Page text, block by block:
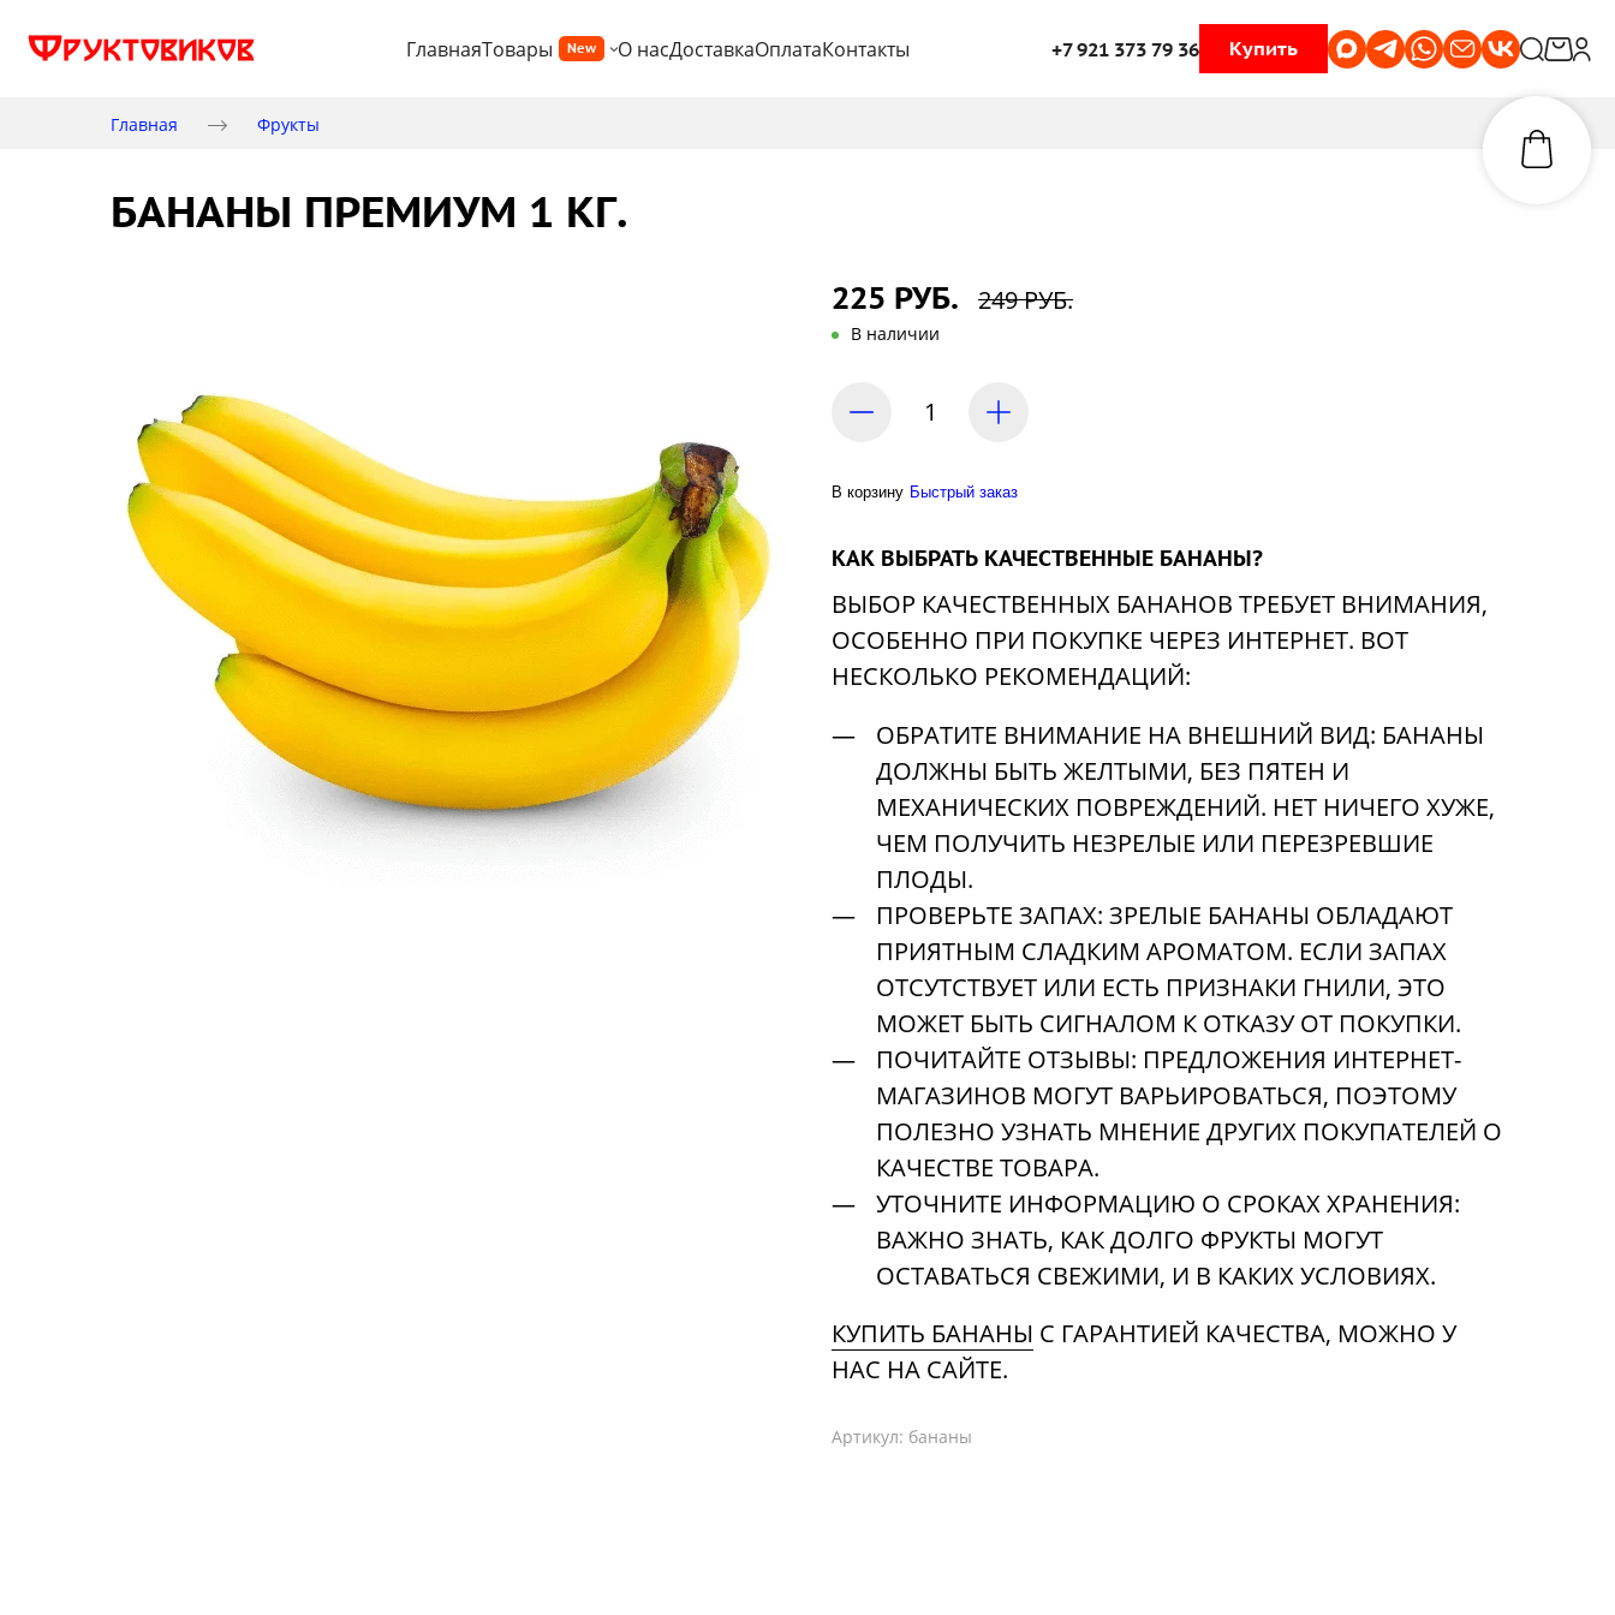
ГлавнаяТовары New О насДоставкаОплатаКонтакты +7 921 373 79 36 Купить
Главная Фрукты
БАНАНЫ ПРЕМИУМ 1 КГ.
225 РУБ. 249 РУБ.
В наличии
В корзину Быстрый заказ
КАК ВЫБРАТЬ КАЧЕСТВЕННЫЕ БАНАНЫ?
ВЫБОР КАЧЕСТВЕННЫХ БАНАНОВ ТРЕБУЕТ ВНИМАНИЯ,
ОСОБЕННО ПРИ ПОКУПКЕ ЧЕРЕЗ ИНТЕРНЕТ. ВОТ
НЕСКОЛЬКО РЕКОМЕНДАЦИЙ:
ОБРАТИТЕ ВНИМАНИЕ НА ВНЕШНИЙ ВИД: БАНАНЫ
ДОЛЖНЫ БЫТЬ ЖЕЛТЫМИ, БЕЗ ПЯТЕН И
МЕХАНИЧЕСКИХ ПОВРЕЖДЕНИЙ. НЕТ НИЧЕГО ХУЖЕ,
ЧЕМ ПОЛУЧИТЬ НЕЗРЕЛЫЕ ИЛИ ПЕРЕЗРЕВШИЕ
ПЛОДЫ.
ПРОВЕРЬТЕ ЗАПАХ: ЗРЕЛЫЕ БАНАНЫ ОБЛАДАЮТ
ПРИЯТНЫМ СЛАДКИМ АРОМАТОМ. ЕСЛИ ЗАПАХ
ОТСУТСТВУЕТ ИЛИ ЕСТЬ ПРИЗНАКИ ГНИЛИ, ЭТО
МОЖЕТ БЫТЬ СИГНАЛОМ К ОТКАЗУ ОТ ПОКУПКИ.
ПОЧИТАЙТЕ ОТЗЫВЫ: ПРЕДЛОЖЕНИЯ ИНТЕРНЕТ-
МАГАЗИНОВ МОГУТ ВАРЬИРОВАТЬСЯ, ПОЭТОМУ
ПОЛЕЗНО УЗНАТЬ МНЕНИЕ ДРУГИХ ПОКУПАТЕЛЕЙ О
КАЧЕСТВЕ ТОВАРА.
УТОЧНИТЕ ИНФОРМАЦИЮ О СРОКАХ ХРАНЕНИЯ:
ВАЖНО ЗНАТЬ, КАК ДОЛГО ФРУКТЫ МОГУТ
ОСТАВАТЬСЯ СВЕЖИМИ, И В КАКИХ УСЛОВИЯХ.
КУПИТЬ БАНАНЫ С ГАРАНТИЕЙ КАЧЕСТВА, МОЖНО У
НАС НА САЙТЕ.
Артикул: бананы